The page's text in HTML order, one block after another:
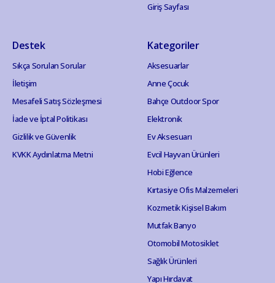
Giriş Sayfası
Destek
Sıkça Sorulan Sorular
İletişim
Mesafeli Satış Sözleşmesi
İade ve İptal Politikası
Gizlilik ve Güvenlik
KVKK Aydınlatma Metni
Kategoriler
Aksesuarlar
Anne Çocuk
Bahçe Outdoor Spor
Elektronik
Ev Aksesuarı
Evcil Hayvan Ürünleri
Hobi Eğlence
Kırtasiye Ofis Malzemeleri
Kozmetik Kişisel Bakım
Mutfak Banyo
Otomobil Motosiklet
Sağlık Ürünleri
Yapı Hırdavat